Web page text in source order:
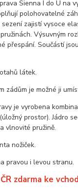
Sienna I do U na
polohovatelné
zajistí vysoce
Výsuvným
přespání. Součástí
látek.
zádům je možné ji
je vyrobena
prostor). Jádro
vlnovité pružině.
nožiček.
pravou i levou stranu.
zdarma ke